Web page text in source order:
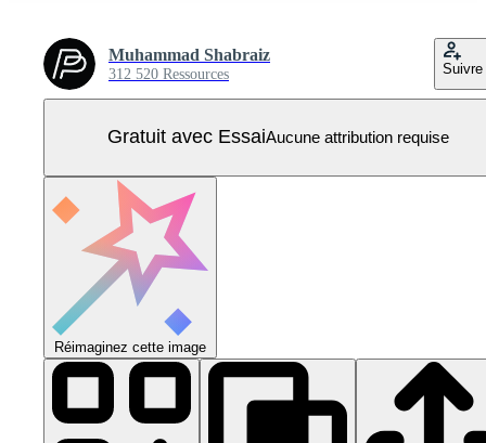
Muhammad Shabraiz
312 520 Ressources Suivre
Gratuit avec EssaiAucune attribution requise
Réimaginez cette image